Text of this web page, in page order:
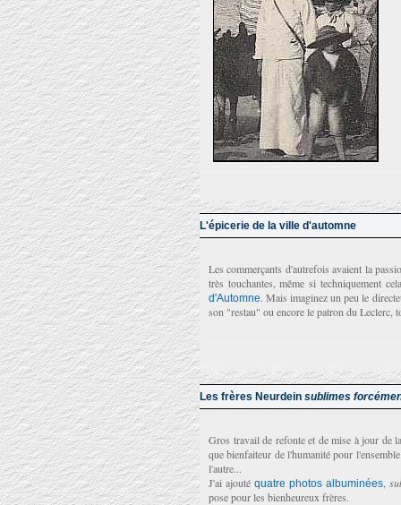
L'épicerie de la ville d'automne
Les commerçants d'autrefois avaient la
très touchantes, même si techniquement
d'Automne. Mais imaginez un peu le
son "restau" ou encore le patron du Leclerc,
Les frères Neurdein sublimes
Gros travail de refonte et de mise à jour de
que bienfaiteur de l'humanité pour
l'autre...
J'ai ajouté quatre photos albuminées
pose pour les bienheureux frères.